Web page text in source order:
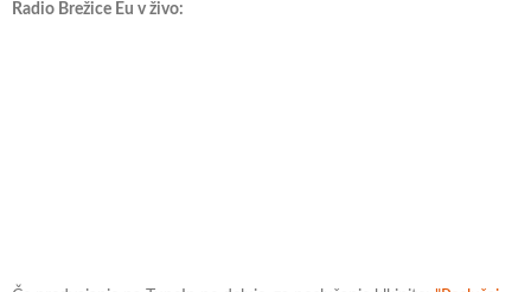
Radio Brežice Eu v živo: